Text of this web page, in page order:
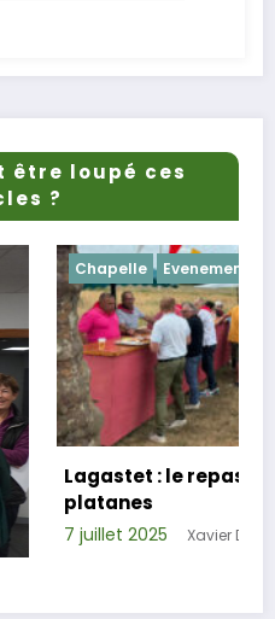
être loupé ces
?
champêtre réussi
D.